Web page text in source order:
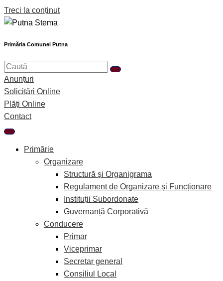
Treci la conținut
Primăria Comunei Putna
Anunțuri
Solicitări Online
Plăți Online
Contact
Primărie
Organizare
Structură și Organigrama
Regulament de Organizare și Funcționare
Instituții Subordonate
Guvernanță Corporativă
Conducere
Primar
Viceprimar
Secretar general
Consiliul Local